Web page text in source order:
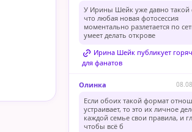
У Ирины Шейк уже давно такой
что любая новая фотосессия
моментально разлетается по
умеет делать открове
Ирина Шейк публикует
для фанатов
Олинка
Если обоих такой формат
устраивает, то это их личное
каждой семье свои правила, и
чтобы всё б